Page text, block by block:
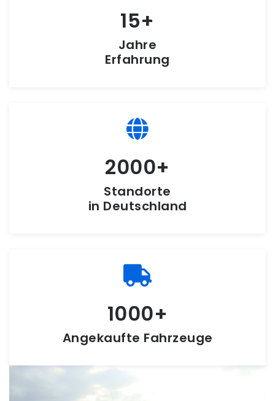
15
Jahre
Erfahrung
2000
Standorte
in Deutschland
1000
Angekaufte Fahrzeuge